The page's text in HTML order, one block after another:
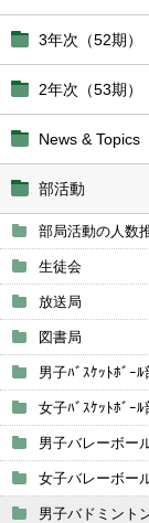
3年次（52期）
2年次（53期）
News & Topics
部活動
部局活動の人数
生徒会
放送局
図書局
男子ﾊﾞｽｹｯﾄﾎﾞｰﾙ
女子ﾊﾞｽｹｯﾄﾎﾞｰﾙ
男子バレーボー
女子バレーボー
男子バドミント